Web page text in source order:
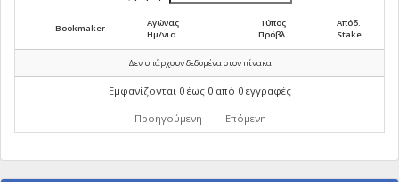
Bookmaker
Αγώνας
Ημ/νια
Τύπος
Πρόβλ.
Απόδ.
Stake
Δεν υπάρχουν δεδομένα στον πίνακα
Εμφανίζονται 0 έως 0 από 0 εγγραφές
Προηγούμενη Επόμενη